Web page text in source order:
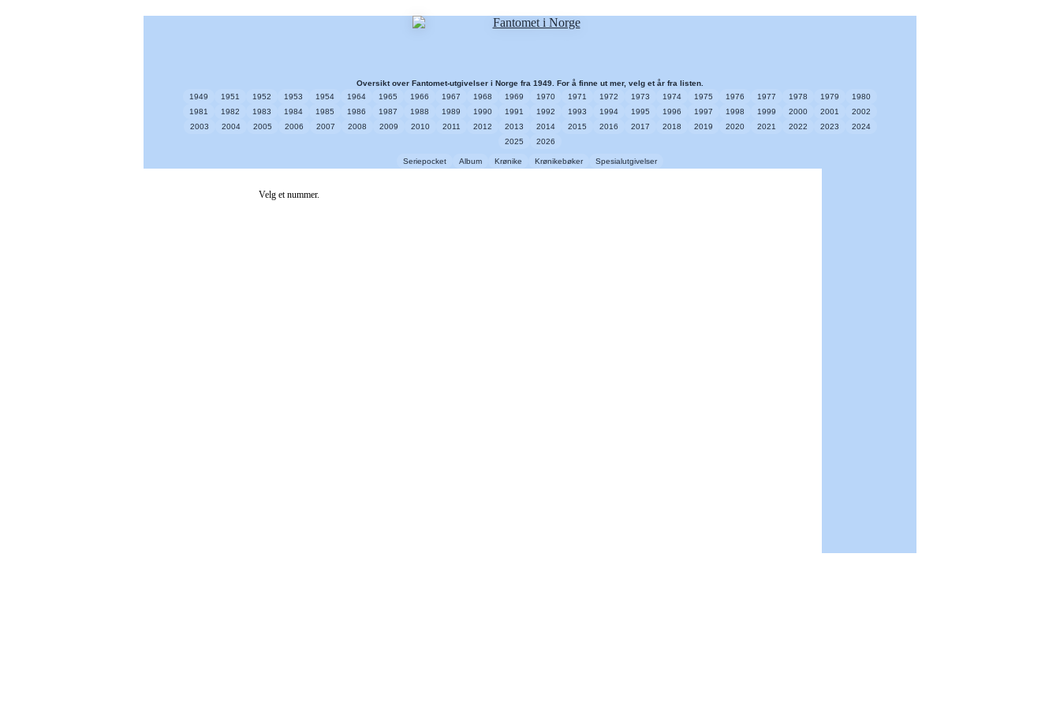
Oversikt over Fantomet-utgivelser i Norge fra 1949. For å finne ut mer, velg et år fra listen.
1949
1951 1952 1953 1954 1964 1965 1966 1967 1968 1969 1970 1971 1972 1973 1974 1975 1976 1977 1978 1979
1980
1981
1982 1983 1984 1985 1986 1987 1988 1989 1990 1991 1992 1993 1994 1995 1996 1997 1998 1999 2000 2001
2002
2003
2004 2005 2006 2007 2008 2009 2010 2011 2012 2013 2014 2015 2016 2017 2018 2019 2020 2021 2022 2023
2024
2025
2026
Seriepocket Album Krønike Krønikebøker Spesialutgivelser
Velg et nummer.